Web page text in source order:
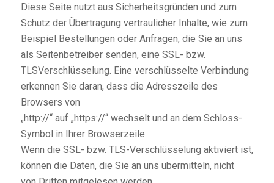
Diese Seite nutzt aus Sicherheitsgründen und zum
Schutz der Übertragung vertraulicher Inhalte, wie zum
Beispiel Bestellungen oder Anfragen, die Sie an uns
als Seitenbetreiber senden, eine SSL- bzw.
TLSVerschlüsselung. Eine verschlüsselte Verbindung
erkennen Sie daran, dass die Adresszeile des
Browsers von
„http://“ auf „https://“ wechselt und an dem Schloss-
Symbol in Ihrer Browserzeile.
Wenn die SSL- bzw. TLS-Verschlüsselung aktiviert ist,
können die Daten, die Sie an uns übermitteln, nicht